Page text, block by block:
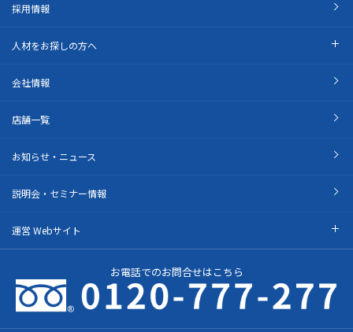
採用情報
人材をお探しの方へ
会社情報
店舗一覧
お知らせ・ニュース
説明会・セミナー情報
運営 Webサイト
お電話でのお問合せはこちら